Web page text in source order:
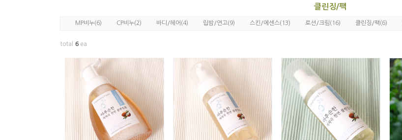
클린징/팩
MP비누(6) CP비누(2) 바디/헤어 (4) 립밤/연고(9) 스킨/에센스(13) 로션/크림(16) 클린징/팩(6)
total 6 ea